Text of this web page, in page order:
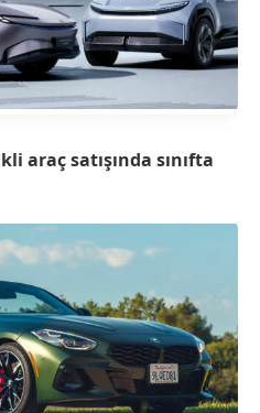
araç satışında sınıfta